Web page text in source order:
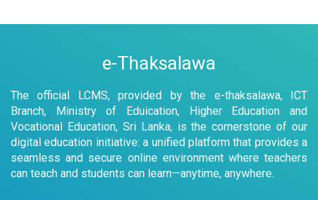
e-Thaksalawa
The official LCMS, provided by the e-thaksalawa, ICT
Branch, Ministry of Eduication, Higher Education and
Vocational Education, Sri Lanka, is the cornerstone of our
digital education initiative: a unified platform that provides a
seamless and secure online environment where teachers
can teach and students can learn—anytime, anywhere.